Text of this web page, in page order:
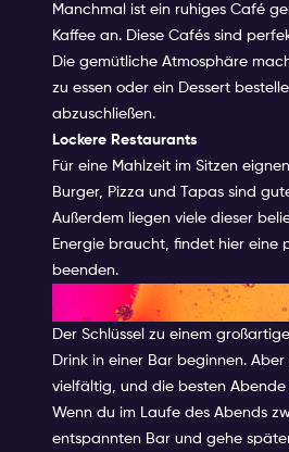
Manchmal ist ein ruhiges Café
Kaffee an. Diese Cafés sind
Die gemütliche Atmosphäre
zu essen oder ein Dessert
abzuschließen.
Lockere Restaurants
Für eine Mahlzeit im Sitzen
Burger, Pizza und Tapas sind
Außerdem liegen viele dieser
Energie braucht, findet hier eine
beenden.
Tipps, um
Der Schlüssel zu einem
Drink in einer Bar beginnen.
vielfältig, und die besten
Wenn du im Laufe des Abends
entspannten Bar und gehe